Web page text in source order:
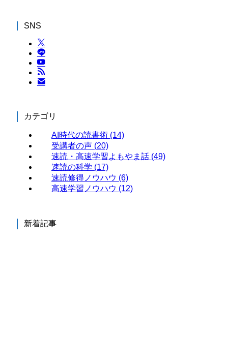
SNS
カテゴリ
AI時代の読書術 (14)
受講者の声 (20)
速読・高速学習よもやま話 (49)
速読の科学 (17)
速読修得ノウハウ (6)
高速学習ノウハウ (12)
新着記事